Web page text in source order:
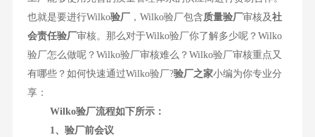
也就是要进行Wilko验厂 ，Wilko验厂包含质量验厂审核及社
会责任验厂审核。那么对于Wilko验厂你了解多少呢？Wilko
验厂怎么做呢？Wilko验厂审核难么？Wilko验厂审核重点又
有哪些？如何快速通过Wilko验厂?验厂之家小编为你专业分
享：
Wilko验厂流程如下所示：
1、验厂前会议